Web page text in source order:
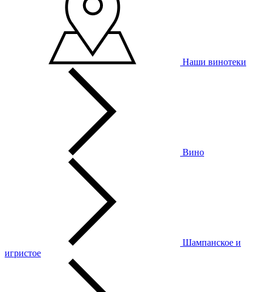
Наши винотеки
Вино
Шампанское и
игристое